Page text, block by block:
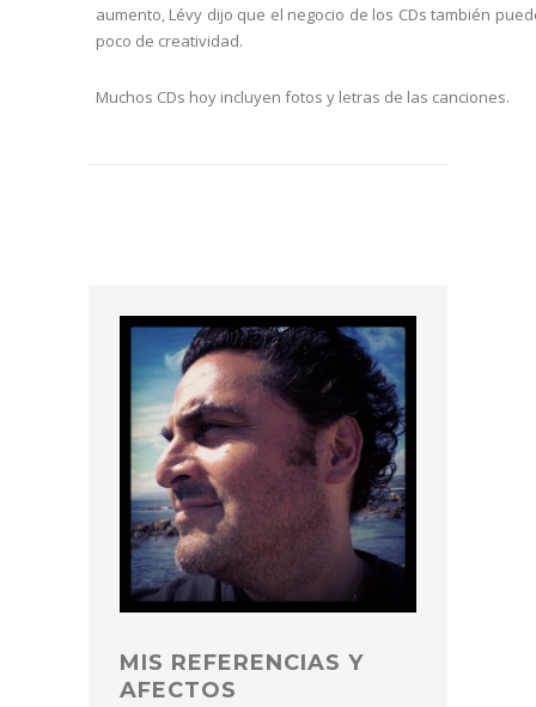
aumento, Lévy dijo que el negocio de los CDs también
poco de creatividad.
Muchos CDs hoy incluyen fotos y letras de las canciones.
MIS REFERENCIAS Y
AFECTOS